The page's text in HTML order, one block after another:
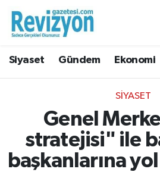
Siyaset Gündem Ekonomi
SIYASET
Genel
stratejisi" ile
başkanlarına
Trafik Durumu
Süper Lig Puan Durumu ve